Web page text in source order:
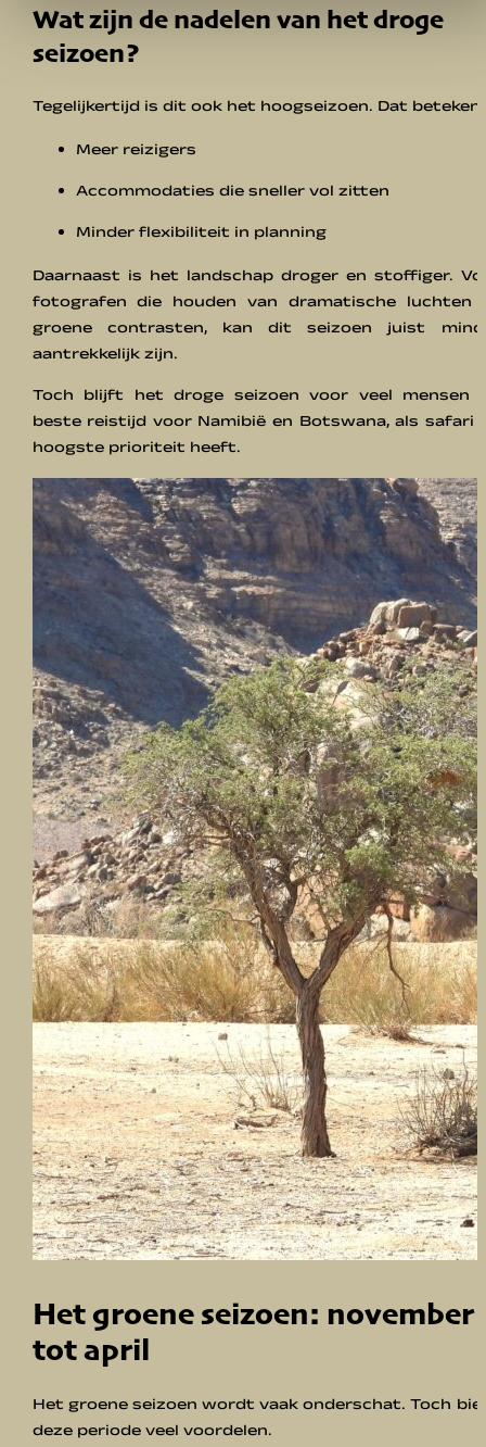
Wat zijn de nadelen van het droge
seizoen?
Tegelijkertijd is dit ook het hoogseizoen. Dat
Meer reizigers
Accommodaties die sneller vol zitten
Minder flexibiliteit in planning
Daarnaast is het landschap droger en stoffiger.
fotografen die houden van dramatische luchten
groene contrasten, kan dit seizoen juist
aantrekkelijk zijn.
Toch blijft het droge seizoen voor veel mensen
beste reistijd voor Namibië en Botswana, als safari
hoogste prioriteit heeft.
Het groene seizoen: november
tot april
Het groene seizoen wordt vaak onderschat. Toch
deze periode veel voordelen.